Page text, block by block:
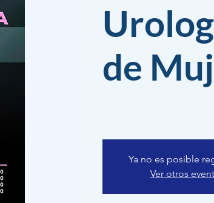
de
Ya no es posible
Ver otros